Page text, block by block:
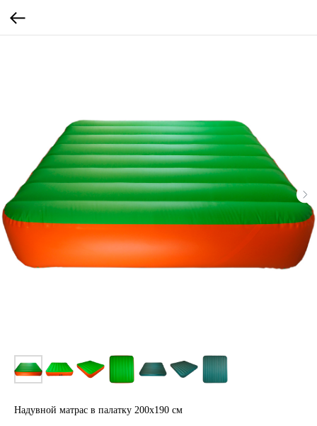
Надувной матрас в палатку 200х190 см